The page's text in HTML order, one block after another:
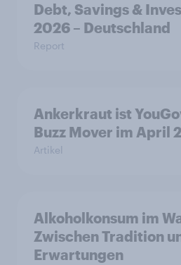
Debt, Savings &
2026 – Deutschland
Report
Ankerkraut ist
Buzz Mover im April
Artikel
Alkoholkonsum im
Zwischen Tradition
Erwartungen